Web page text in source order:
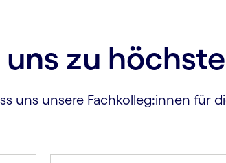
zu
uns unsere Fachkolleg:innen für